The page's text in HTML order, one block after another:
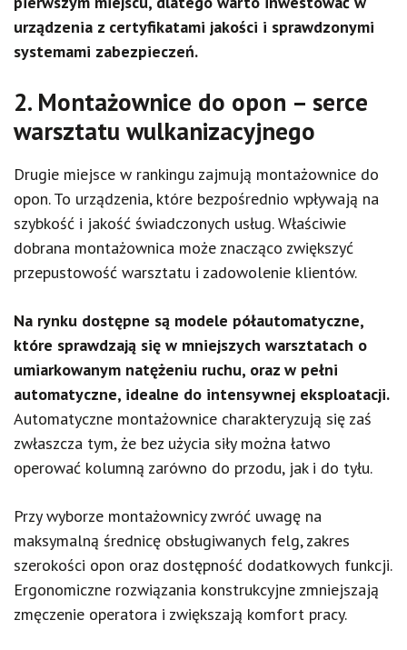
urządzenia z certyfikatami jakości i sprawdzonymi
systemami zabezpieczeń.
2. Montażownice do opon – serce
warsztatu wulkanizacyjnego
Drugie miejsce w rankingu zajmują montażownice do
opon. To urządzenia, które bezpośrednio wpływają na
szybkość i jakość świadczonych usług. Właściwie
dobrana montażownica może znacząco zwiększyć
przepustowość warsztatu i zadowolenie klientów.
Na rynku dostępne są modele półautomatyczne,
które sprawdzają się w mniejszych warsztatach o
umiarkowanym natężeniu ruchu, oraz w pełni
automatyczne, idealne do intensywnej eksploatacji.
Automatyczne montażownice charakteryzują się zaś
zwłaszcza tym, że bez użycia siły można łatwo
operować kolumną zarówno do przodu, jak i do tyłu.
Przy wyborze montażownicy zwróć uwagę na
maksymalną średnicę obsługiwanych felg, zakres
szerokości opon oraz dostępność dodatkowych funkcji.
Ergonomiczne rozwiązania konstrukcyjne zmniejszają
zmęczenie operatora i zwiększają komfort pracy.